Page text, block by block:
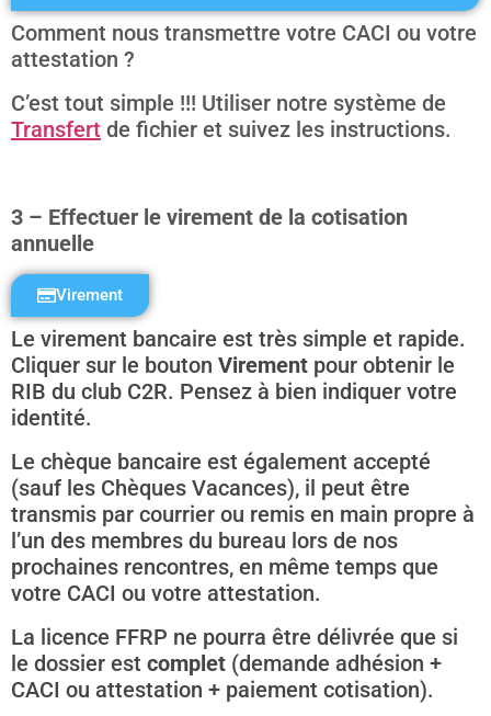
Comment nous transmettre votre CACI ou votre
attestation ?
C’est tout simple !!! Utiliser notre système de
Transfert de fichier et suivez les instructions.
3 – Effectuer le virement de la cotisation
annuelle
Virement
Le virement bancaire est très simple et rapide.
Cliquer sur le bouton Virement pour obtenir le
RIB du club C2R. Pensez à bien indiquer votre
identité.
Le chèque bancaire est également accepté
(sauf les Chèques Vacances), il peut être
transmis par courrier ou remis en main propre à
l’un des membres du bureau lors de nos
prochaines rencontres, en même temps que
votre CACI ou votre attestation.
La licence FFRP ne pourra être délivrée que si
le dossier est complet (demande adhésion +
CACI ou attestation + paiement cotisation).